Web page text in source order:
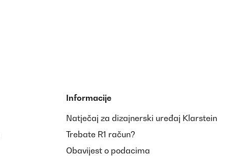
Informacije
Natječaj za dizajnerski uređaj Klarstein
Trebate R1 račun?
Obavijest o podacima